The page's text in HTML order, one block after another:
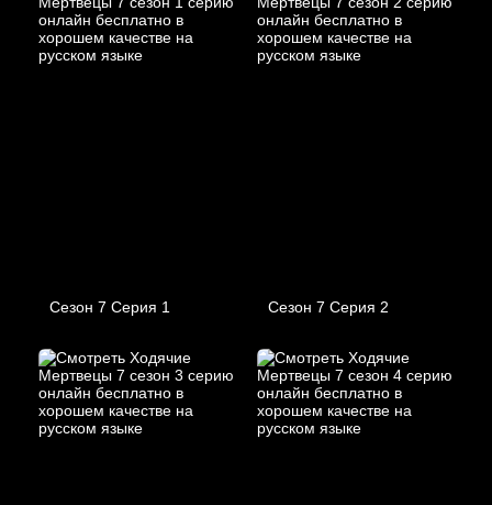
Сезон 7 Серия 1 Сезон 7 Серия 2